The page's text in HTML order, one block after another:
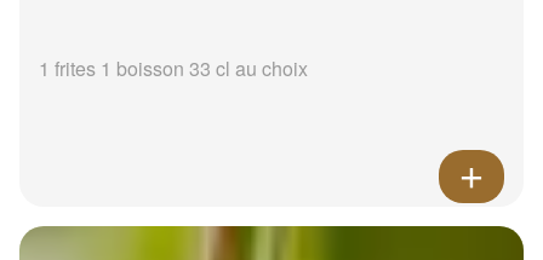
1 frites 1 boisson 33 cl au choix